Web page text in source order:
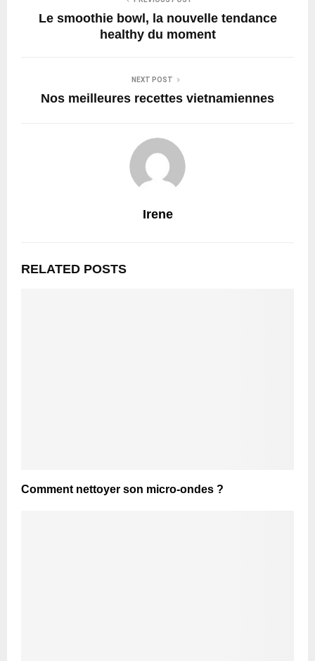
Le smoothie bowl, la nouvelle tendance
healthy du moment
NEXT POST
Nos meilleures recettes vietnamiennes
Irene
RELATED POSTS
Comment nettoyer son micro-ondes ?